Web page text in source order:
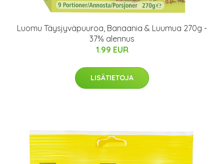
Luomu Täysjyväpuuroa, Banaania & Luumua 270g -
37% alennus
1.99 EUR
LISÄTIETOJA